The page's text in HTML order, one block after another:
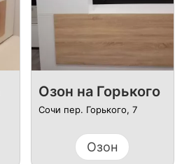
Озон на Горького
Сочи пер. Горького, 7
Озон